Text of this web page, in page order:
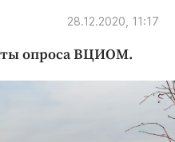
28.12.2020, 11:17
опроса ВЦИОМ.